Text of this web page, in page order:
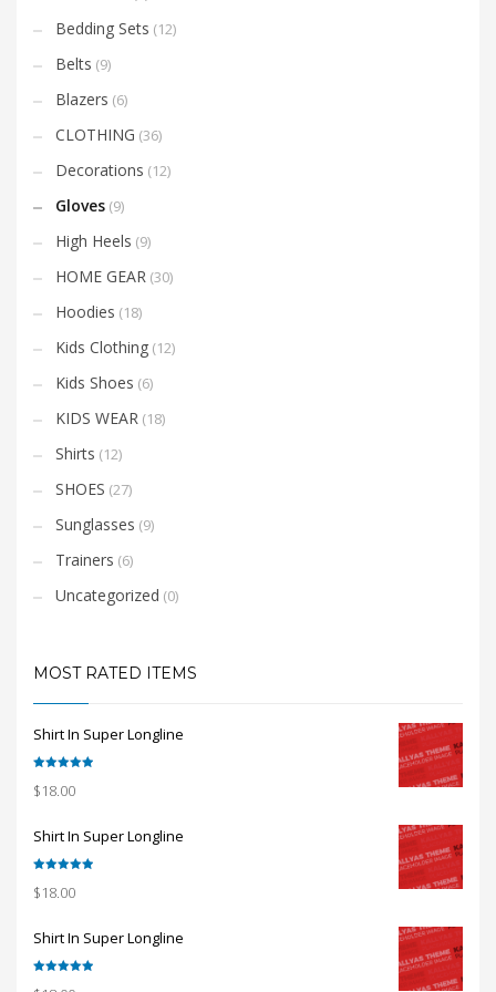
Bedding Sets (12)
Belts (9)
Blazers (6)
CLOTHING (36)
Decorations (12)
Gloves (9)
High Heels (9)
HOME GEAR (30)
Hoodies (18)
Kids Clothing (12)
Kids Shoes (6)
KIDS WEAR (18)
Shirts (12)
SHOES (27)
Sunglasses (9)
Trainers (6)
Uncategorized (0)
MOST RATED ITEMS
Shirt In Super Longline
out of 5
$18.00
Shirt In Super Longline
out of 5
$18.00
Shirt In Super Longline